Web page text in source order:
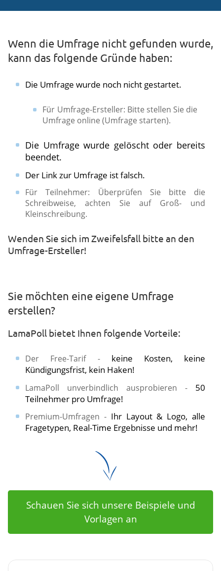
Wenn die Umfrage nicht gefunden wurde,
kann das folgende Gründe haben:
Die Umfrage wurde noch nicht gestartet.
Für Umfrage-Ersteller: Bitte stellen Sie die
Umfrage online (Umfrage starten).​
Die Umfrage wurde gelöscht oder bereits
beendet.
Der Link zur Umfrage ist falsch.
​Für Teilnehmer: Überprüfen Sie bitte die
Schreibweise, achten Sie auf Groß- und
Kleinschreibung.
​​Wenden Sie sich im Zweifelsfall bitte an den
Umfrage-Ersteller!
Sie möchten eine eigene Umfrage
erstellen?
LamaPoll bietet Ihnen folgende Vorteile:
Der Free-Tarif - keine Kosten, keine
Kündigungsfrist, kein Haken!
LamaPoll unverbindlich ausprobieren - 50
Teilnehmer pro Umfrage!
Premium-Umfragen - Ihr Layout & Logo, alle
Fragetypen, Real-Time Ergebnisse und mehr!
Schauen Sie sich unsere Beispiele und
Vorlagen an